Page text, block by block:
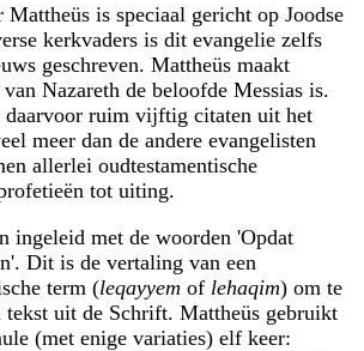
Mattheüs is speciaal gericht op Joodse
kerkvaders is dit evangelie zelfs
geschreven. Mattheüs maakt
Nazareth de beloofde Messias is.
daarvoor ruim vijftig citaten uit het
meer dan de andere evangelisten
allerlei oudtestamentische
tot uiting.
ingeleid met de woorden 'Opdat
Dit is de vertaling van een
term (leqay­yem of lehaqim) om te
tekst uit de Schrift. Mattheüs gebruikt
(met enige variaties) elf keer: